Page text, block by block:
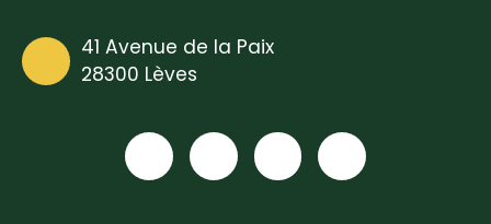
41 Avenue de la Paix
28300 Lèves